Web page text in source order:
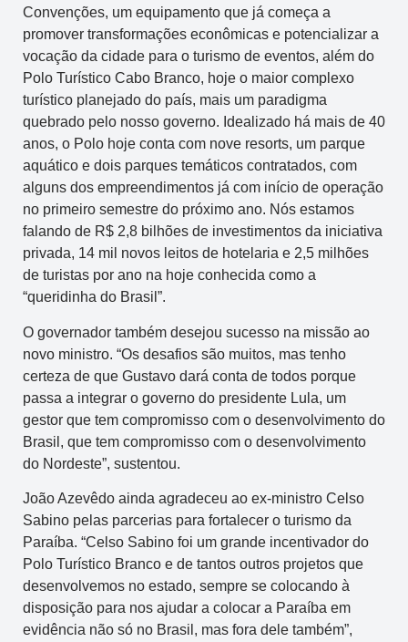
Convenções, um equipamento que já começa a
promover transformações econômicas e potencializar a
vocação da cidade para o turismo de eventos, além do
Polo Turístico Cabo Branco, hoje o maior complexo
turístico planejado do país, mais um paradigma
quebrado pelo nosso governo. Idealizado há mais de 40
anos, o Polo hoje conta com nove resorts, um parque
aquático e dois parques temáticos contratados, com
alguns dos empreendimentos já com início de operação
no primeiro semestre do próximo ano. Nós estamos
falando de R$ 2,8 bilhões de investimentos da iniciativa
privada, 14 mil novos leitos de hotelaria e 2,5 milhões
de turistas por ano na hoje conhecida como a
“queridinha do Brasil”.
O governador também desejou sucesso na missão ao
novo ministro. “Os desafios são muitos, mas tenho
certeza de que Gustavo dará conta de todos porque
passa a integrar o governo do presidente Lula, um
gestor que tem compromisso com o desenvolvimento do
Brasil, que tem compromisso com o desenvolvimento
do Nordeste”, sustentou.
João Azevêdo ainda agradeceu ao ex-ministro Celso
Sabino pelas parcerias para fortalecer o turismo da
Paraíba. “Celso Sabino foi um grande incentivador do
Polo Turístico Branco e de tantos outros projetos que
desenvolvemos no estado, sempre se colocando à
disposição para nos ajudar a colocar a Paraíba em
evidência não só no Brasil, mas fora dele também”,